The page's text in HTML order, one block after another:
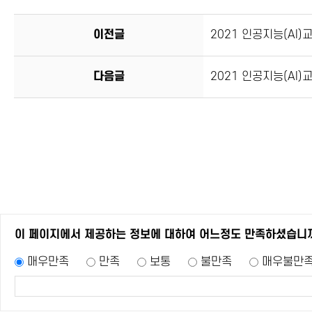
이전글 2021 인공지능(AI)
다음글 2021 인공지능(AI)
이 페이지에서 제공하는 정보에 대하여 어느정도 만족하셨습니
매우만족 만족 보통 불만족 매우불만